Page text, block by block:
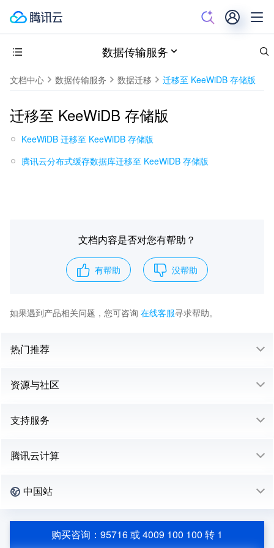
数据传输服务
文档中心 数据传输服务 数据迁移 迁移至 KeeWiDB 存储版
迁移至 KeeWiDB 存储版
KeeWiDB 迁移至 KeeWiDB 存储版
腾讯云分布式缓存数据库迁移至 KeeWiDB 存储版
文档内容是否对您有帮助？
有帮助 没帮助
如果遇到产品相关问题，您可咨询 在线客服寻求帮助。
热门推荐
资源与社区
支持服务
腾讯云计算
中国站
购买咨询：95716 或 4009 100 100 转 1